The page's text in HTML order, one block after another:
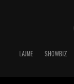
LAJME SHOWBIZ